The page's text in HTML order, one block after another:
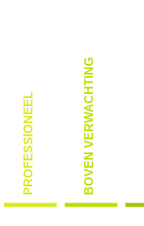
PROFESSIONEEL BOVEN VERWACHTING